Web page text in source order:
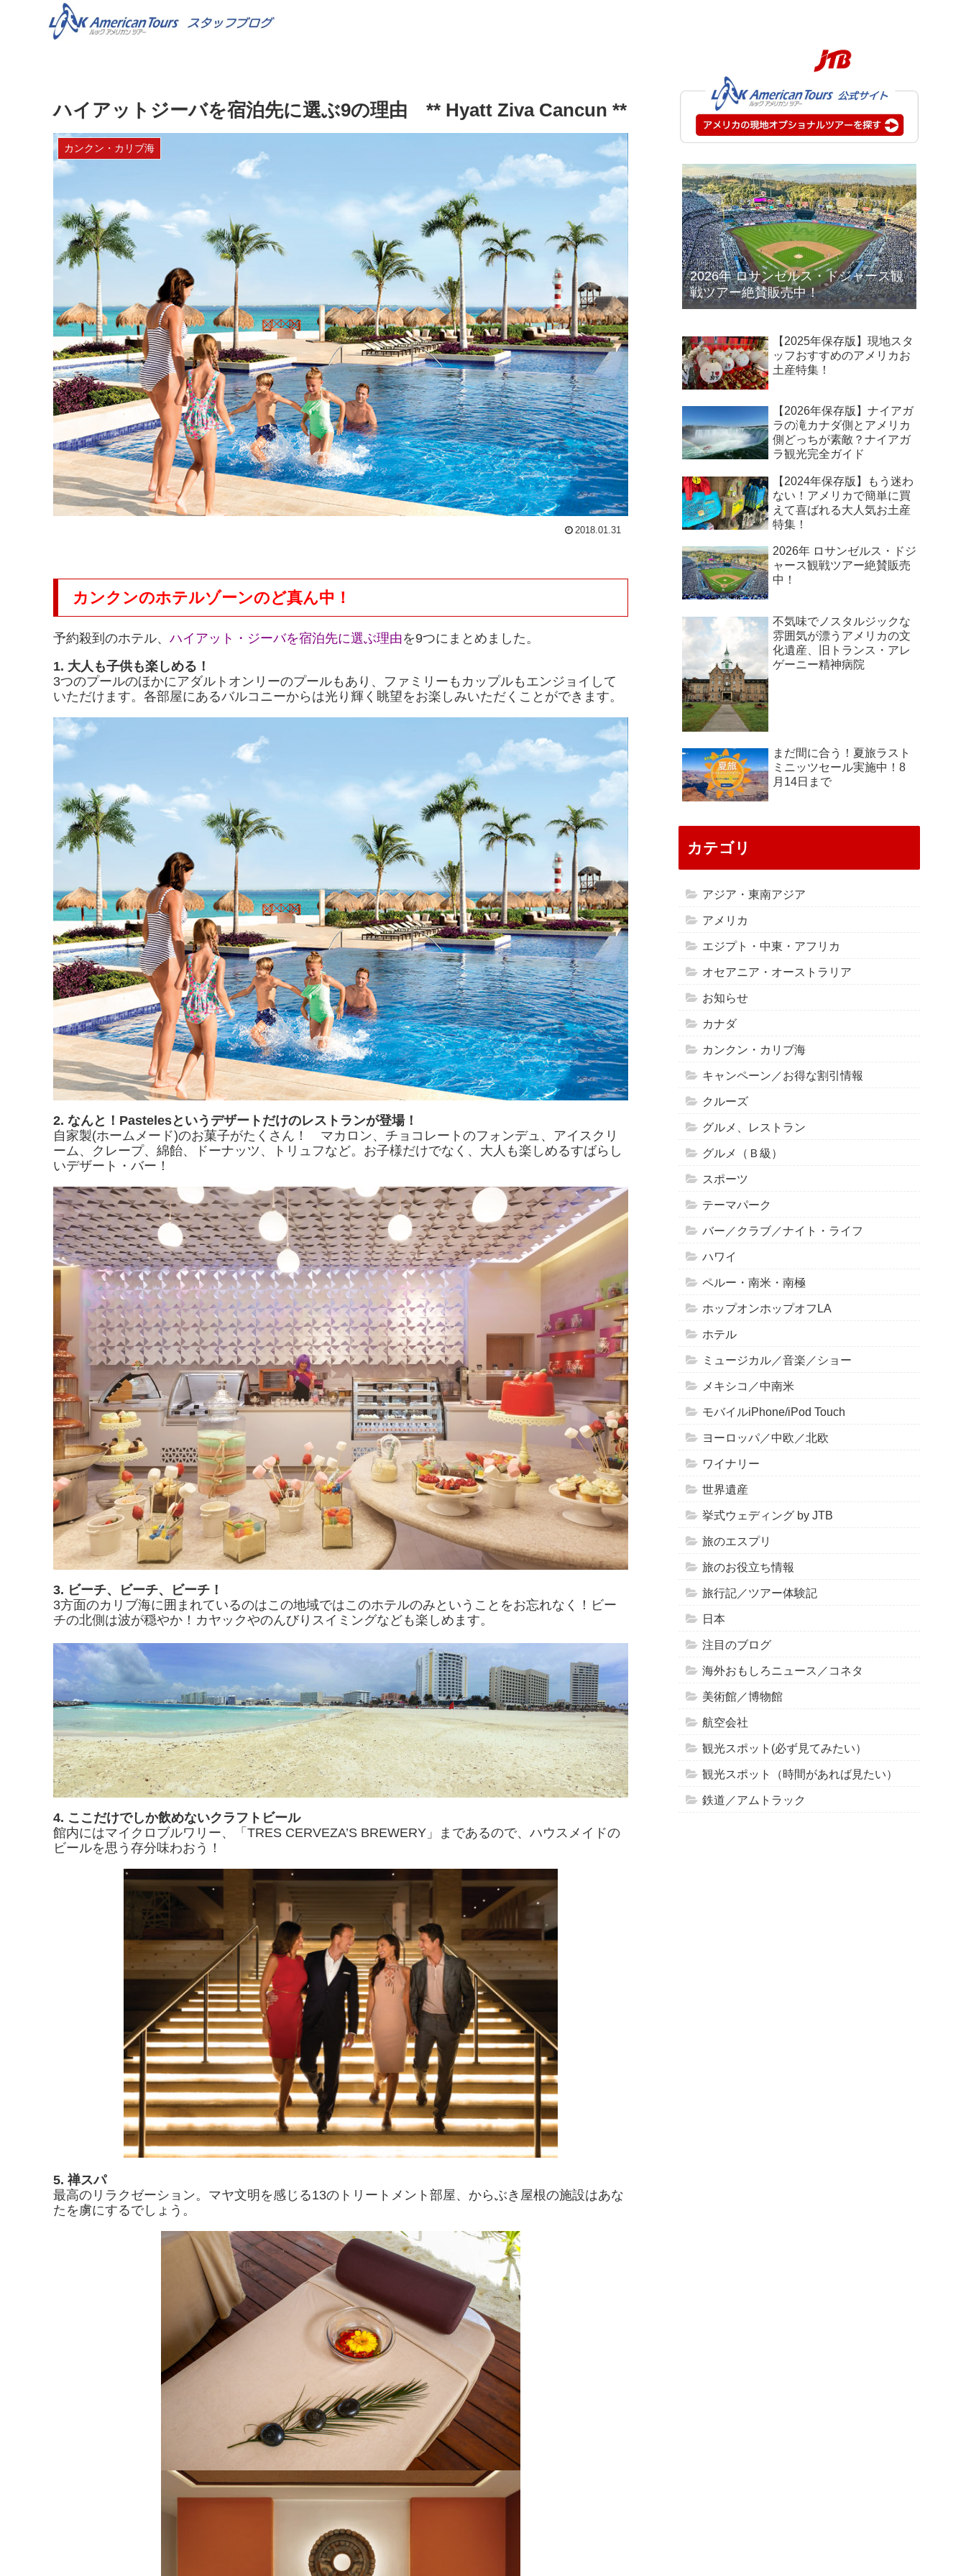
ハイアットジーバを宿泊先に選ぶ9の理由 ** Hyatt Ziva Cancun ​**
カンクン・カリブ海
2018.01.31
カンクンのホテルゾーンのど真ん中！
予約殺到のホテル、 ハイアット・ジーバを宿泊先に選ぶ理由を9つにまとめました。
1. 大人も子供も楽しめる！
3つのプールのほかにアダルトオンリーのプールもあり、ファミリーもカップルもエンジョイして
いただけます。各部屋にあるバルコニーからは光り輝く眺望をお楽しみいただくことができます。
2. なんと！Pastelesというデザートだけのレストランが登場！
自家製(ホームメード)のお菓子がたくさん！ マカロン、チョコレートのフォンデュ、アイスクリ
ーム、クレープ、綿飴、ドーナッツ、トリュフなど。お子様だけでなく、大人も楽しめるすばらし
いデザート・バー！
3. ビーチ、ビーチ、ビーチ！
3方面のカリブ海に囲まれているのはこの地域ではこのホテルのみということをお忘れなく！ビー
チの北側は波が穏やか！カヤックやのんびりスイミングなども楽しめます。
4. ここだけでしか飲めないクラフトビール
館内にはマイクロブルワリー、「TRES CERVEZA’S BREWERY」まであるので、ハウスメイドの
ビールを思う存分味わおう！
5. 禅スパ
最高のリラクゼーション。マヤ文明を感じる13のトリートメント部屋、からぶき屋根の施設はあな
たを虜にするでしょう。
2026年 ロサンゼルス・ドジャース観
戦ツアー絶賛販売中！
【2025年保存版】現地スタ
ッフおすすめのアメリカお
土産特集！
【2026年保存版】ナイアガ
ラの滝カナダ側とアメリカ
側どっちが素敵？ナイアガ
ラ観光完全ガイド
【2024年保存版】もう迷わ
ない！アメリカで簡単に買
えて喜ばれる大人気お土産
特集！
2026年 ロサンゼルス・ドジ
ャース観戦ツアー絶賛販売
中！
不気味でノスタルジックな
雰囲気が漂うアメリカの文
化遺産、旧トランス・アレ
ゲーニー精神病院
まだ間に合う！夏旅ラスト
ミニッツセール実施中！8
月14日まで
カテゴリ
アジア・東南アジア
アメリカ
エジプト・中東・アフリカ
オセアニア・オーストラリア
お知らせ
カナダ
カンクン・カリブ海
キャンペーン／お得な割引情報
クルーズ
グルメ、レストラン
グルメ（Ｂ級）
スポーツ
テーマパーク
バー／クラブ／ナイト・ライフ
ハワイ
ペルー・南米・南極
ホップオンホップオフLA
ホテル
ミュージカル／音楽／ショー
メキシコ／中南米
モバイルiPhone/iPod Touch
ヨーロッパ／中欧／北欧
ワイナリー
世界遺産
挙式ウェディング by JTB
旅のエスプリ
旅のお役立ち情報
旅行記／ツアー体験記
日本
注目のブログ
海外おもしろニュース／コネタ
美術館／博物館
航空会社
観光スポット(必ず見てみたい）
観光スポット（時間があれば見たい）
鉄道／アムトラック